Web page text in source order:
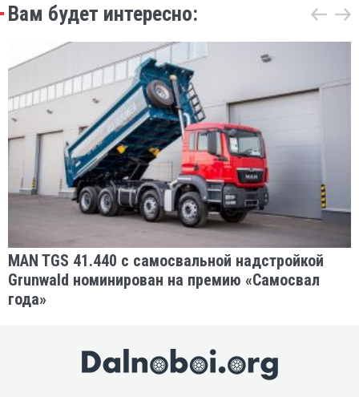
Вам будет интересно:
MAN TGS 41.440 с самосвальной надстройкой
Grunwald номинирован на премию «Самосвал
года»